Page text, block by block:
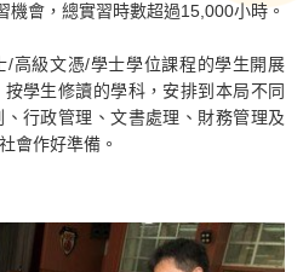
會，總實習時數超過15,000小時。
/高級文憑/學士學位課程的學生開展
按學生修讀的學科，安排到本局不同
行政管理、文書處理、財務管理及
會作好準備。